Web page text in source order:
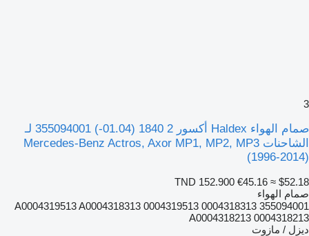
3
صمام الهواء Haldex أكسور 2 1840 (01.04-) 355094001 لـ
الشاحنات Mercedes-Benz Actros, Axor MP1, MP2, MP3
(1996-2014)
TND 152.900 €45.16 ≈ $52.18
صمام الهواء
355094001 A0004319513 A0004318313 0004319513 0004318313
A0004318213 0004318213
ديزل / مازوت